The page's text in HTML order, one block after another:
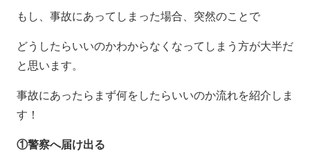
もし、事故にあってしまった場合、突然のことで
どうしたらいいのかわからなくなってしまう方が大半だ
と思います。
事故にあったらまず何をしたらいいのか流れを紹介しま
す！
①警察へ届け出る